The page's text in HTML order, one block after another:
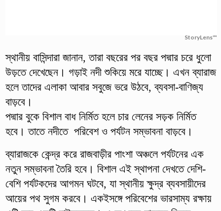
StoryLens™
স্থানীয় বাসিন্দারা জানান, তারা বছরের পর বছর পদ্মার চরে ধুলো
উড়তে দেখেছেন। গড়াই নদী শুকিয়ে মরে যাচ্ছে। এখন ব্যারাজ
হলে তাদের এলাকা আবার সবুজে ভরে উঠবে, ব্যবসা-বাণিজ্য
বাড়বে।
পদ্মার বুকে বিশাল বাধ নির্মিত হলে চার লেনের সড়ক নির্মিত
হবে। তাতে নদীতে পরিবেশ ও পর্যটন সম্ভাবনা বাড়বে।
ব্যারাজকে কেন্দ্র করে রাজবাড়ীর পাংশা অঞ্চলে পর্যটনের এক
নতুন সম্ভাবনা তৈরি হবে। বিশাল এই স্থাপনা দেখতে দেশি-
বেশি পর্যটকদের আগমন ঘটবে, যা স্থানীয় ক্ষুদ্র ব্যবসায়ীদের
আয়ের পথ সুগম করবে। একইসঙ্গে পরিবেশের ভারসাম্য রক্ষায়